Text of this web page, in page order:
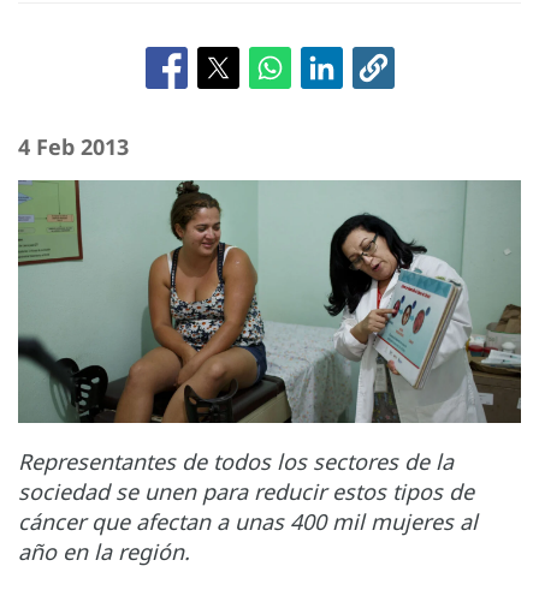
4 Feb 2013
Representantes de todos los sectores de la
sociedad se unen para reducir estos tipos de
cáncer que afectan a unas 400 mil mujeres al
año en la región.